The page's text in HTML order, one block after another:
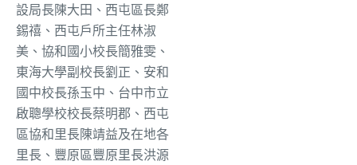
設局長陳大田、西屯區長鄭
錫禧、西屯戶所主任林淑
美、協和國小校長簡雅雯、
東海大學副校長劉正、安和
國中校長孫玉中、台中市立
啟聰學校校長蔡明郡、西屯
區協和里長陳靖益及在地各
里長、豐原區豐原里長洪源